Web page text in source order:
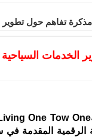
من الرسوم
مخاطر كبيرة
المشترك
عن الامتحان النهائي
مذكرة تفاهم حول
الخدمات
الرقمية المقدمة